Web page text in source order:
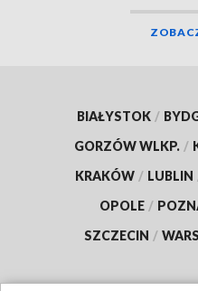
BIAŁYSTOK /
GORZÓW WLKP. /
KRAKÓW / LUBLIN
OPOLE /
SZCZECIN /